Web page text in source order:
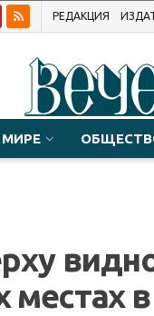
РЕДАКЦИЯ
МИРЕ
в